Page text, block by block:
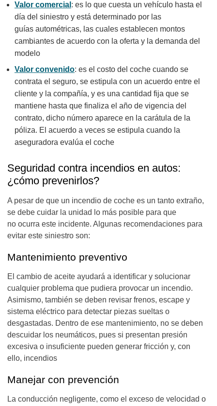
Valor comercial : es lo que cuesta un vehículo hasta el
día del siniestro y está determinado por las
guías autométricas, las cuales establecen montos
cambiantes de acuerdo con la oferta y la demanda del
modelo
Valor convenido: es el costo del coche cuando se
contrata el seguro, se estipula con un acuerdo entre el
cliente y la compañía, y es una cantidad fija que se
mantiene hasta que finaliza el año de vigencia del
contrato, dicho número aparece en la carátula de la
póliza. El acuerdo a veces se estipula cuando la
aseguradora evalúa el coche
Seguridad contra incendios en autos:
¿cómo prevenirlos?
A pesar de que un incendio de coche es un tanto extraño,
se debe cuidar la unidad lo más posible para que
no ocurra este incidente. Algunas recomendaciones para
evitar este siniestro son:
Mantenimiento preventivo
El cambio de aceite ayudará a identificar y solucionar
cualquier problema que pudiera provocar un incendio.
Asimismo, también se deben revisar frenos, escape y
sistema eléctrico para detectar piezas sueltas o
desgastadas. Dentro de ese mantenimiento, no se deben
descuidar los neumáticos, pues si presentan presión
excesiva o insuficiente pueden generar fricción y, con
ello, incendios
Manejar con prevención
La conducción negligente, como el exceso de velocidad o